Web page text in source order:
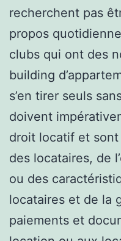
recherchent pas
propos
clubs qui ont des
building
s’en tirer seuls
doivent
droit locatif et sont
des locataires, de
ou des
locataires et de la
paiements et